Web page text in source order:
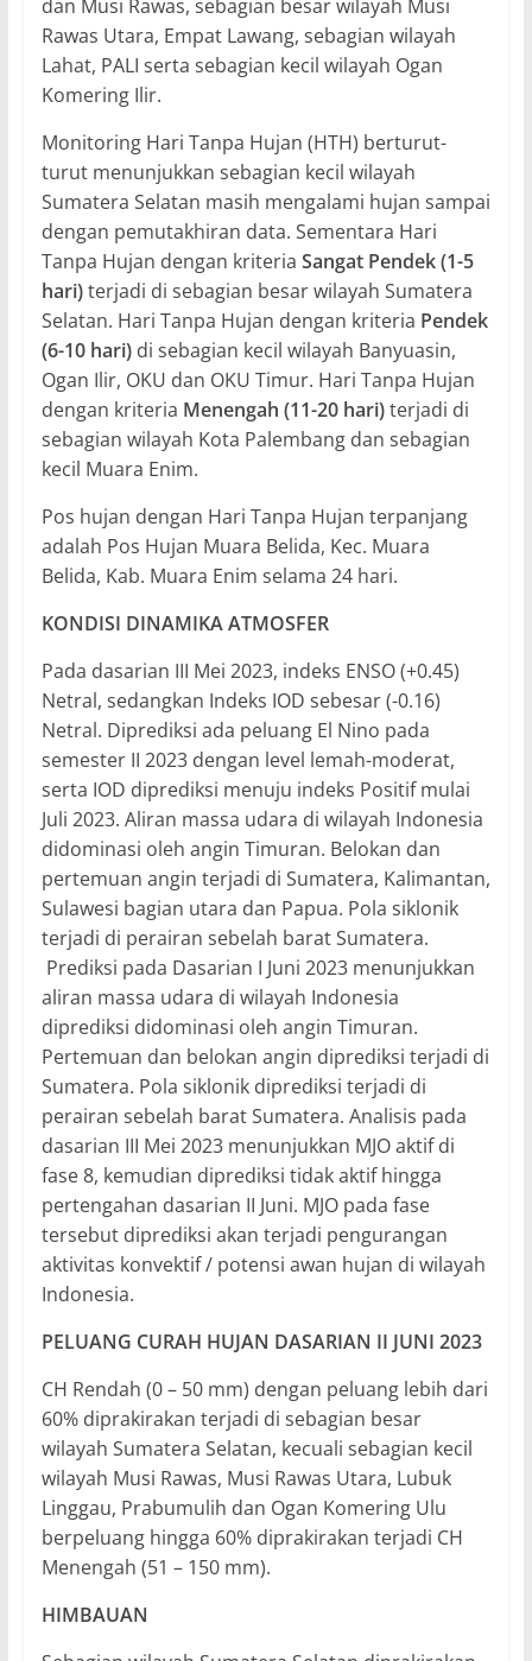
dan Musi Rawas, sebagian besar wilayah Musi
Rawas Utara, Empat Lawang, sebagian wilayah
Lahat, PALI serta sebagian kecil wilayah Ogan
Komering Ilir.
Monitoring Hari Tanpa Hujan (HTH) berturut-
turut menunjukkan sebagian kecil wilayah
Sumatera Selatan masih mengalami hujan sampai
dengan pemutakhiran data. Sementara Hari
Tanpa Hujan dengan kriteria Sangat Pendek (1-5
hari)terjadi di sebagian besar wilayah Sumatera
Selatan. Hari Tanpa Hujan dengan kriteria Pendek
(6-10 hari) di sebagian kecil wilayah Banyuasin,
Ogan Ilir, OKU dan OKU Timur. Hari Tanpa Hujan
dengan kriteria Menengah (11-20 hari)terjadi di
sebagian wilayah Kota Palembang dan sebagian
kecil Muara Enim.
Pos hujan dengan Hari Tanpa Hujan terpanjang
adalah Pos Hujan Muara Belida, Kec. Muara
Belida, Kab. Muara Enim selama 24 hari.
KONDISI DINAMIKA ATMOSFER
Pada dasarian III Mei 2023, indeks ENSO (+0.45)
Netral, sedangkan Indeks IOD sebesar (-0.16)
Netral. Diprediksi ada peluang El Nino pada
semester II 2023 dengan level lemah-moderat,
serta IOD diprediksi menuju indeks Positif mulai
Juli 2023. Aliran massa udara di wilayah Indonesia
didominasi oleh angin Timuran. Belokan dan
pertemuan angin terjadi di Sumatera, Kalimantan,
Sulawesi bagian utara dan Papua. Pola siklonik
terjadi di perairan sebelah barat Sumatera.
Prediksi pada Dasarian I Juni 2023 menunjukkan
aliran massa udara di wilayah Indonesia
diprediksi didominasi oleh angin Timuran.
Pertemuan dan belokan angin diprediksi terjadi di
Sumatera. Pola siklonik diprediksi terjadi di
perairan sebelah barat Sumatera. Analisis pada
dasarian III Mei 2023 menunjukkan MJO aktif di
fase 8, kemudian diprediksi tidak aktif hingga
pertengahan dasarian II Juni. MJO pada fase
tersebut diprediksi akan terjadi pengurangan
aktivitas konvektif / potensi awan hujan di wilayah
Indonesia.
PELUANG CURAH HUJAN DASARIAN II JUNI 2023
CH Rendah (0 – 50 mm) dengan peluang lebih dari
60% diprakirakan terjadi di sebagian besar
wilayah Sumatera Selatan, kecuali sebagian kecil
wilayah Musi Rawas, Musi Rawas Utara, Lubuk
Linggau, Prabumulih dan Ogan Komering Ulu
berpeluang hingga 60% diprakirakan terjadi CH
Menengah (51 – 150 mm).
HIMBAUAN